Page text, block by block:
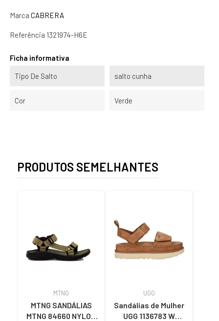
Marca CABRERA
Referência 1321974-H6E
Ficha informativa
Tipo De Salto salto cunha
Cor Verde
PRODUTOS SEMELHANTES
MTNG
MTNG SANDÁLIAS
MTNG 84660 NYLON
UGG
Sandálias de Mulher
UGG 1136783 W